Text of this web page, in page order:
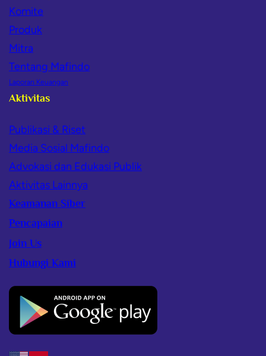
Komite
Produk
Mitra
Tentang Mafindo
Laporan Keuangan
Aktivitas
Publikasi & Riset
Media Sosial Mafindo
Advokasi dan Edukasi Publik
Aktivitas Lainnya
Keamanan Siber
Pencapaian
Join Us
Hubungi Kami